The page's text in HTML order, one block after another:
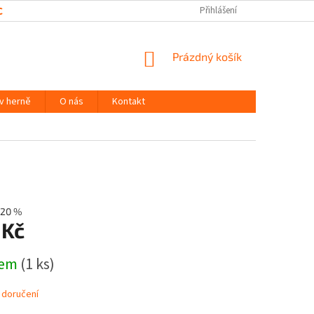
OSOBNÍCH ÚDAJŮ Přihlášení
NÁKUPNÍ
Prázdný košík
herně O nás
Kontakt
%
(1 ks)